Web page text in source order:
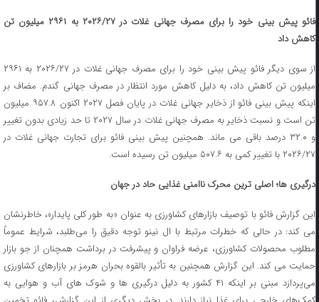
فائو پیش‌ بینی خود را برای مصرف جهانی غلات در ۲۰۲۶/۲۷ به ۲۹۶۱ میلیون تن
کاهش داد
از سوی دیگر فائو پیش‌ بینی خود را برای مصرف جهانی غلات در ۲۰۲۶/۲۷ به ۲۹۶۱
میلیون تن کاهش داد، به دلیل کاهش مورد انتظار در مصرف جهانی گندم. مضاف بر
اینکه پیش‌ بینی فائو از ذخایر جهانی غلات در پایان فصل ۲۰۲۷ اکنون ۹۵۷.۸ میلیون
تن است و نسبت ذخایر به مصرف جهانی غلات در سال ۲۰۲۷ تا حد زیادی بدون تغییر
و ۳۲.۰ درصد باقی می‌ ماند. همچنین پیش‌ بینی فائو برای تجارت جهانی غلات در
۲۰۲۶/۲۷ با تغییر کمی به ۵۰۷.۶ میلیون تن رسیده است.
درگیری ها؛ اصلی ترین محرک ناامنی غذایی حاد در جهان
این گزارش فائو با توصیف بازارهای کشاورزی به عنوان «به طور کلی پایدار»، خاطرنشان
می‌ کند: در حالی که خطرات مرتبط با ال نینو توجه دقیق را می‌طلبد، شرایط عموماً
مطلوب محصولات کشاورزی، عرضه فراوان و پیشرفت در برداشت همچنان از جو بازار
حمایت می‌ کند. این گزارش همچنین به تأثیر بالقوه بحران هرمز بر بازارهای کشاورزی
می‌پردازد مبنی بر اینکه ۴۱ کشور به دلیل درگیری‌ ها و شوک ‌های آب و هوایی به